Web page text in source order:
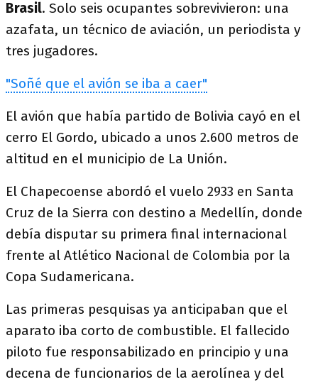
Brasil. Solo seis ocupantes sobrevivieron: una
azafata, un técnico de aviación, un periodista y
tres jugadores.
"Soñé que el avión se iba a caer"
El avión que había partido de Bolivia cayó en el
cerro El Gordo, ubicado a unos 2.600 metros de
altitud en el municipio de La Unión.
El Chapecoense abordó el vuelo 2933 en Santa
Cruz de la Sierra con destino a Medellín, donde
debía disputar su primera final internacional
frente al Atlético Nacional de Colombia por la
Copa Sudamericana.
Las primeras pesquisas ya anticipaban que el
aparato iba corto de combustible. El fallecido
piloto fue responsabilizado en principio y una
decena de funcionarios de la aerolínea y del